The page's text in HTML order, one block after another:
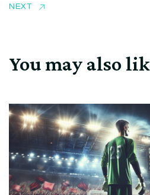
NEXT
You may also